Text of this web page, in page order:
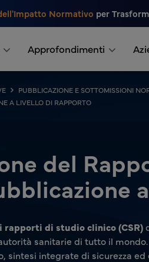
Normativo per
Approfondimenti
PUBBLICAZIONE E SOTTOMISSIONI
A LIVELLO DI RAPPORTO
del
rapporti di studio clinico (CSR)
sanitarie di tutto il
sintesi integrate di sicurezza